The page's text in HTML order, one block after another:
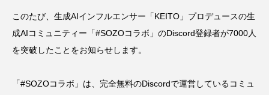
このたび、生成AIインフルエンサー「KEITO」プロデュースの生
成AIコミュニティー「#SOZOコラボ」のDiscord登録者が7000人
を突破したことをお知らせします。
「#SOZOコラボ」は、完全無料のDiscordで運営しているコミュ